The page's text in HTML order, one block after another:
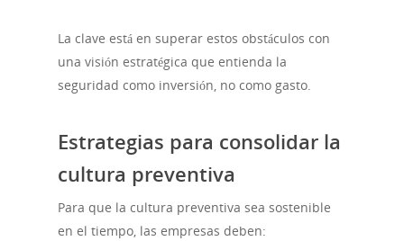
La clave está en superar estos obstáculos con
una visión estratégica que entienda la
seguridad como inversión, no como gasto.
Estrategias para consolidar la
cultura preventiva
Para que la cultura preventiva sea sostenible
en el tiempo, las empresas deben: